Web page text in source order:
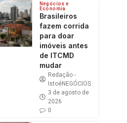
Negócios e
Economia
Brasileiros
fazem corrida
para doar
imóveis antes
de ITCMD
mudar
Redação -
IstoéNEGÓCIOS
3 de agosto de
2026
0